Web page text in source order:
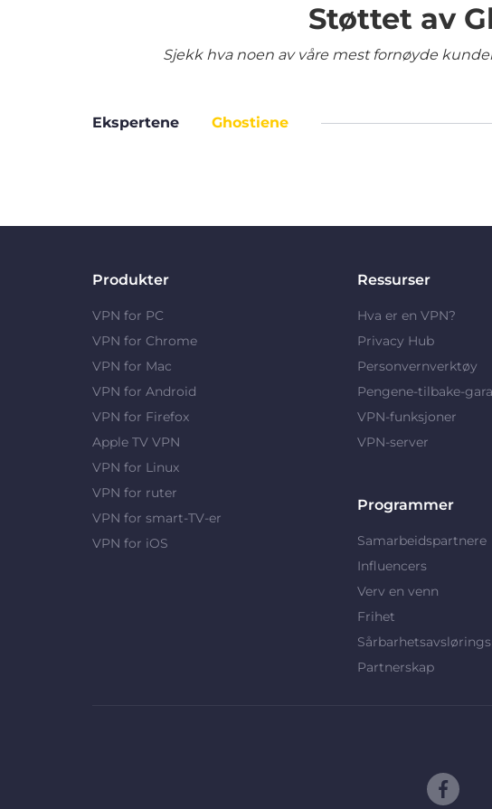
Støttet av
Sjekk hva noen av våre mest fornøyde
Ekspertene Ghostiene
Produkter
VPN for PC
VPN for Chrome
VPN for Mac
VPN for Android
VPN for Firefox
Apple TV VPN
VPN for Linux
VPN for ruter
VPN for smart-TV-er
VPN for iOS
Ressurser
Hva er en VPN?
Privacy Hub
Personvernverktøy
Pengene-tilbake-
VPN-funksjoner
VPN-server
Programmer
Samarbeidspartnere
Influencers
Verv en venn
Frihet
Partnerskap